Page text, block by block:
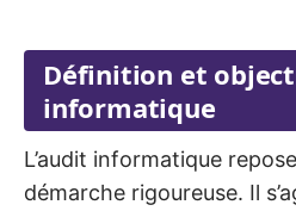
Définition et
informatique
L’audit informatique
démarche rigoureuse. Il